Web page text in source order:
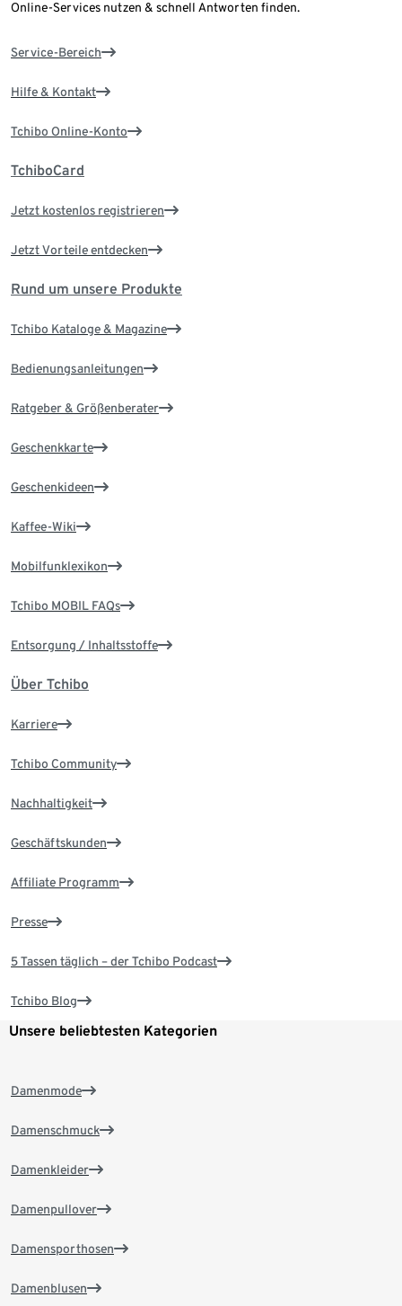
Online-Services nutzen & schnell Antworten finden.
Service-Bereich
Hilfe & Kontakt
Tchibo Online-Konto
TchiboCard
Jetzt kostenlos registrieren
Jetzt Vorteile entdecken
Rund um unsere Produkte
Tchibo Kataloge & Magazine
Bedienungsanleitungen
Ratgeber & Größenberater
Geschenkkarte
Geschenkideen
Kaffee-Wiki
Mobilfunklexikon
Tchibo MOBIL FAQs
Entsorgung / Inhaltsstoffe
Über Tchibo
Karriere
Tchibo Community
Nachhaltigkeit
Geschäftskunden
Affiliate Programm
Presse
5 Tassen täglich – der Tchibo Podcast
Tchibo Blog
Unsere beliebtesten Kategorien
Damenmode
Damenschmuck
Damenkleider
Damenpullover
Damensporthosen
Damenblusen